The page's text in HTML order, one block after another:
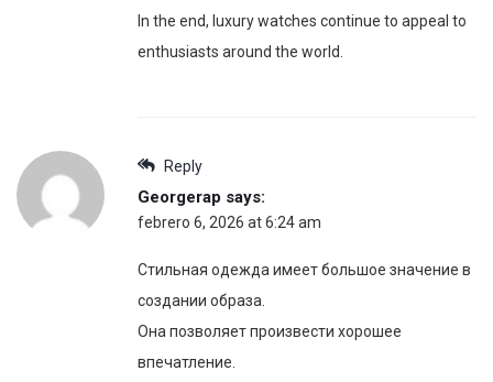
In the end, luxury watches continue to appeal to
enthusiasts around the world.
Reply
Georgerap says:
febrero 6, 2026 at 6:24 am
Стильная одежда имеет большое значение в
создании образа.
Она позволяет произвести хорошее
впечатление.